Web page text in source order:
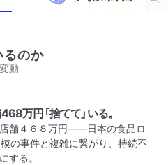
るのか
動
万円「捨てて」いる。
舗４６８万円――日本の食品ロ
模の事件と複雑に繋がり、持続不
する。